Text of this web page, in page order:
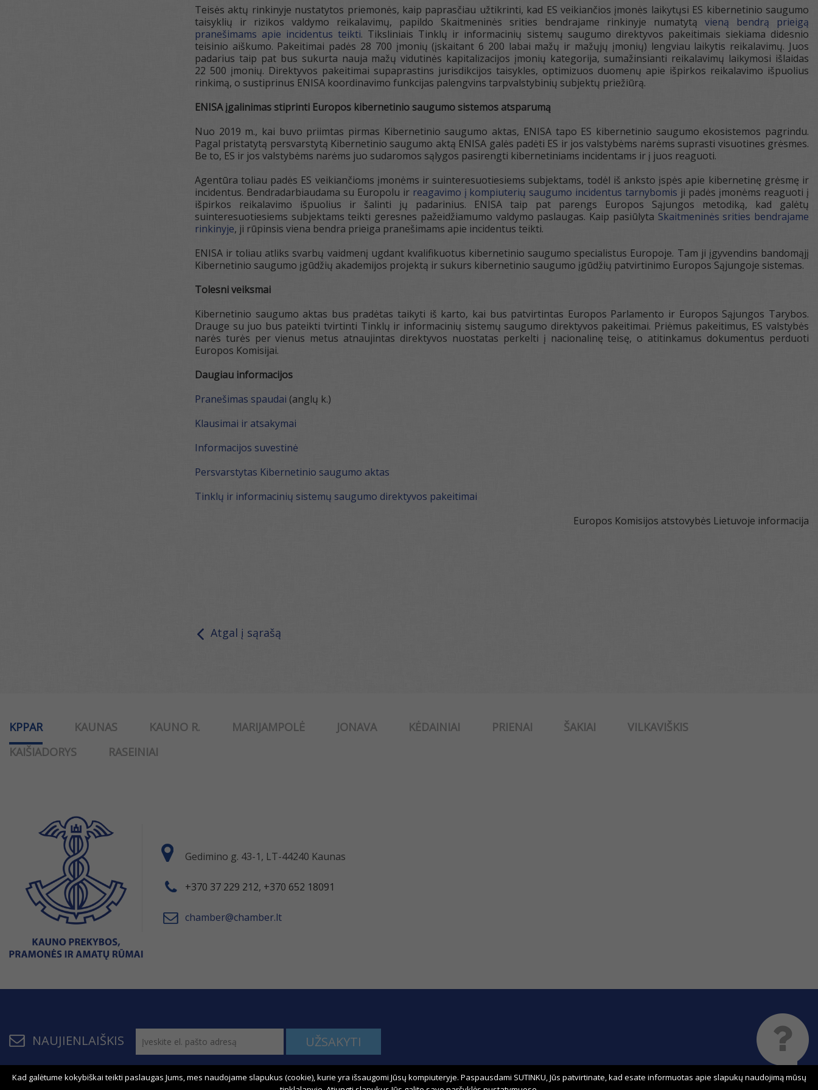
Teisės aktų rinkinyje nustatytos priemonės, kaip paprasčiau užtikrinti, kad ES veikiančios įmonės laikytųsi ES kibernetinio saugumo
taisyklių ir rizikos valdymo reikalavimų, papildo Skaitmeninės srities bendrajame rinkinyje numatytą vieną bendrą prieigą
pranešimams apie incidentus teikti. Tiksliniais Tinklų ir informacinių sistemų saugumo direktyvos pakeitimais siekiama didesnio
teisinio aiškumo. Pakeitimai padės 28 700 įmonių (įskaitant 6 200 labai mažų ir mažųjų įmonių) lengviau laikytis reikalavimų. Juos
padarius taip pat bus sukurta nauja mažų vidutinės kapitalizacijos įmonių kategorija, sumažinsianti reikalavimų laikymosi išlaidas
22 500 įmonių. Direktyvos pakeitimai supaprastins jurisdikcijos taisykles, optimizuos duomenų apie išpirkos reikalavimo išpuolius
rinkimą, o sustiprinus ENISA koordinavimo funkcijas palengvins tarpvalstybinių subjektų priežiūrą.
ENISA įgalinimas stiprinti Europos kibernetinio saugumo sistemos atsparumą
Nuo 2019 m., kai buvo priimtas pirmas Kibernetinio saugumo aktas, ENISA tapo ES kibernetinio saugumo ekosistemos pagrindu.
Pagal pristatytą persvarstytą Kibernetinio saugumo aktą ENISA galės padėti ES ir jos valstybėms narėms suprasti visuotines grėsmes.
Be to, ES ir jos valstybėms narėms juo sudaromos sąlygos pasirengti kibernetiniams incidentams ir į juos reaguoti.
Agentūra toliau padės ES veikiančioms įmonėms ir suinteresuotiesiems subjektams, todėl iš anksto įspės apie kibernetinę grėsmę ir
incidentus. Bendradarbiaudama su Europolu ir reagavimo į kompiuterių saugumo incidentus tarnybomis ji padės įmonėms reaguoti į
išpirkos reikalavimo išpuolius ir šalinti jų padarinius. ENISA taip pat parengs Europos Sąjungos metodiką, kad galėtų
suinteresuotiesiems subjektams teikti geresnes pažeidžiamumo valdymo paslaugas. Kaip pasiūlyta Skaitmeninės srities bendrajame
rinkinyje, ji rūpinsis viena bendra prieiga pranešimams apie incidentus teikti.
ENISA ir toliau atliks svarbų vaidmenį ugdant kvalifikuotus kibernetinio saugumo specialistus Europoje. Tam ji įgyvendins bandomąjį
Kibernetinio saugumo įgūdžių akademijos projektą ir sukurs kibernetinio saugumo įgūdžių patvirtinimo Europos Sąjungoje sistemas.
Tolesni veiksmai
Kibernetinio saugumo aktas bus pradėtas taikyti iš karto, kai bus patvirtintas Europos Parlamento ir Europos Sąjungos Tarybos.
Drauge su juo bus pateikti tvirtinti Tinklų ir informacinių sistemų saugumo direktyvos pakeitimai. Priėmus pakeitimus, ES valstybės
narės turės per vienus metus atnaujintas direktyvos nuostatas perkelti į nacionalinę teisę, o atitinkamus dokumentus perduoti
Europos Komisijai.
Daugiau informacijos
Pranešimas spaudai (anglų k.)
Klausimai ir atsakymai
Informacijos suvestinė
Persvarstytas Kibernetinio saugumo aktas
Tinklų ir informacinių sistemų saugumo direktyvos pakeitimai
Europos Komisijos atstovybės Lietuvoje informacija
Atgal į sąrašą
KPPAR KAUNAS KAUNO R. MARIJAMPOLĖ JONAVA KĖDAINIAI PRIENAI ŠAKIAI
VILKAVIŠKIS
KAIŠIADORYS
RASEINIAI
Gedimino g. 43-1, LT-44240 Kaunas
+370 37 229 212, +370 652 18091
chamber@chamber.lt
NAUJIENLAIŠKIS UŽSAKYTI
© 2011 - 2026, KPPAR . Visos teisės saugomos. Bendraukime: Sprendimas:
Kad galėtume kokybiškai teikti paslaugas Jums, mes naudojame slapukus (cookie), kurie yra išsaugomi Jūsų kompiuteryje. Paspausdami SUTINKU, Jūs patvirtinate, kad esate informuotas apie slapukų naudojimą mūsų